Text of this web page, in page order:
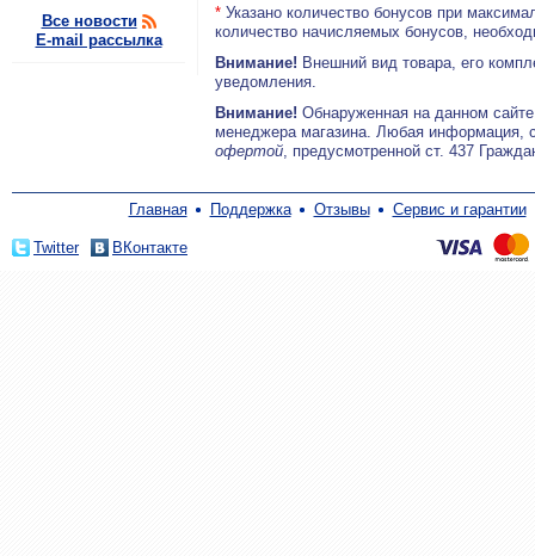
Все новости
E-mail рассылка
* Указано количество бонусов при
количество начисляемых бонусов,
Внимание! Внешний вид товара, его
уведомления.
Внимание! Обнаруженная на данном
менеджера магазина. Любая информация,
офертой, предусмотренной ст. 437
Главная Поддержка Отзывы Сервис и гарантии
Twitter ВКонтакте